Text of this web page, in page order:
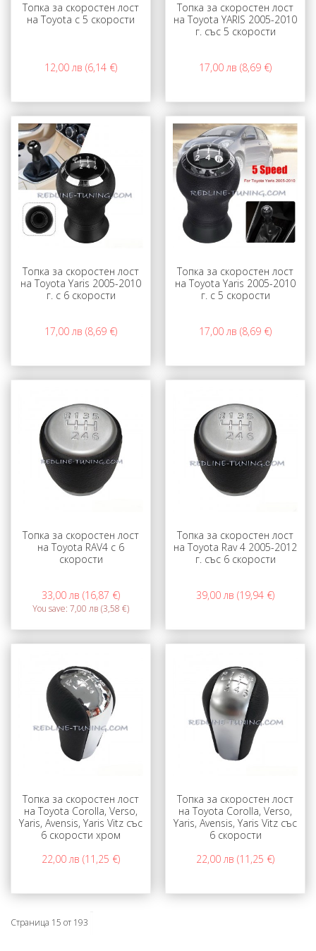
Топка за скоростен лост
на Toyota с 5 скорости
12,00 лв (6,14 €)
Топка за скоростен лост
на Toyota YARIS 2005-2010
г. със 5 скорости
17,00 лв (8,69 €)
Топка за скоростен лост
на Toyota Yaris 2005-2010
г. с 6 скорости
17,00 лв (8,69 €)
Топка за скоростен лост
на Toyota Yaris 2005-2010
г. с 5 скорости
17,00 лв (8,69 €)
Топка за скоростен лост
на Toyota RAV4 с 6
скорости
33,00 лв (16,87 €)
You save: 7,00 лв (3,58 €)
Топка за скоростен лост
на Toyota Rav 4 2005-2012
г. със 6 скорости
39,00 лв (19,94 €)
Топка за скоростен лост
на Toyota Corolla, Verso,
Yaris, Avensis, Yaris Vitz със
6 скорости хром
22,00 лв (11,25 €)
Топка за скоростен лост
на Toyota Corolla, Verso,
Yaris, Avensis, Yaris Vitz със
6 скорости
22,00 лв (11,25 €)
Страница 15 от 193